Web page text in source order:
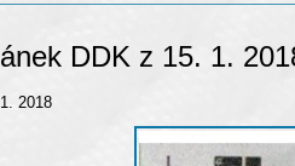
DDK z 15. 1.
2018